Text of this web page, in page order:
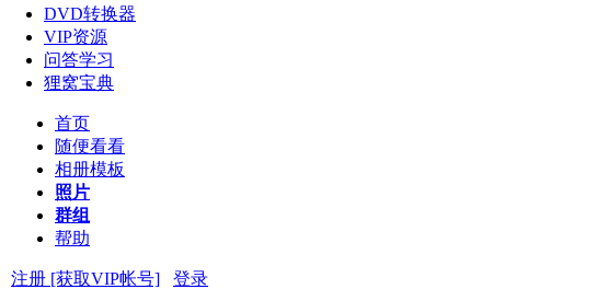
DVD转换器
VIP资源
问答学习
狸窝宝典
首页
随便看看
相册模板
照片
群组
帮助
注册 [获取VIP帐号] 登录